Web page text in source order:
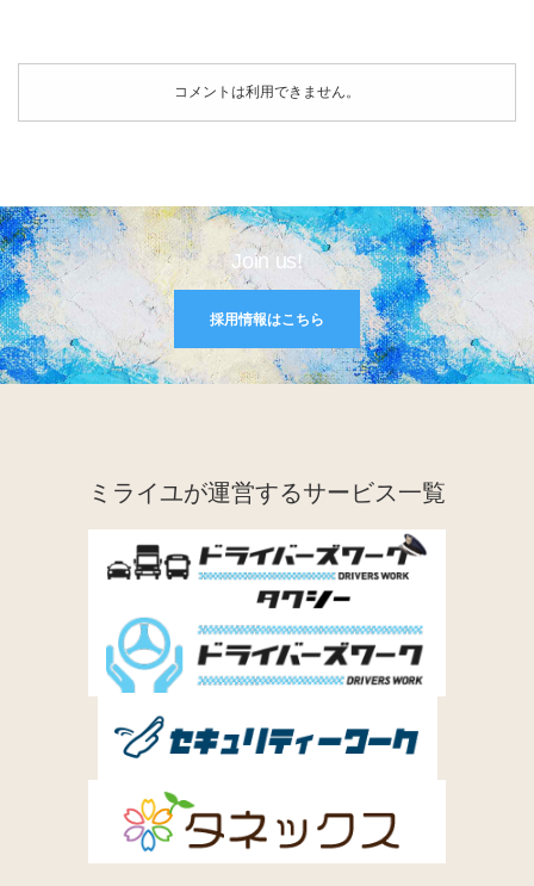
コメントは利用できません。
Join us!
採用情報はこちら
ミライユが運営するサービス一覧